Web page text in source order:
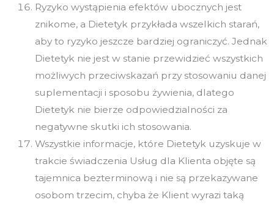
Ryzyko wystąpienia efektów ubocznych jest
znikome, a Dietetyk przykłada wszelkich starań,
aby to ryzyko jeszcze bardziej ograniczyć. Jednak
Dietetyk nie jest w stanie przewidzieć wszystkich
możliwych przeciwskazań przy stosowaniu danej
suplementacji i sposobu żywienia, dlatego
Dietetyk nie bierze odpowiedzialności za
negatywne skutki ich stosowania.
Wszystkie informacje, które Dietetyk uzyskuje w
trakcie świadczenia Usług dla Klienta objęte są
tajemnica bezterminową i nie są przekazywane
osobom trzecim, chyba że Klient wyrazi taką